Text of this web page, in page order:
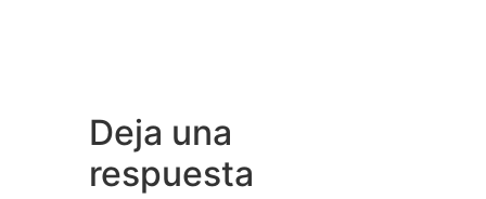
Deja una
respuesta